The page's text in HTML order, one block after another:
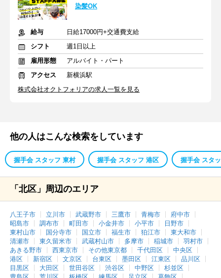
染髪OK
給与
日給17000円+交通費支給
シフト
週1日以上
雇用形態
アルバイト・パート
アクセス
新横浜駅
株式会社オクトフォリアの求人一覧を見る
他の人はこんな検索をしています
握手会 スタッフ 東村 握手会 スタッフ 港区 握手会 スタ
「北区」周辺のエリア
八王子市 立川市 武蔵野市 三鷹市 青梅市
府中市
昭島市
調布市 町田市 小金井市 小平市
日野市
東村山市
国分寺市 国立市 福生市 狛江市
東大和市
清瀬市
東久留米市 武蔵村山市 多摩市 稲城市
羽村市
あきる野市
西東京市 その他東京都 千代田区
中央区
港区
新宿区 文京区 台東区 墨田区 江東区
品川区
目黒区
大田区 世田谷区 渋谷区 中野区
杉並区